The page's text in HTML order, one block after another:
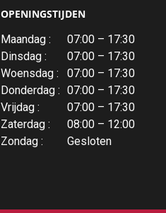
OPENINGSTIJDEN
Maandag :
07:00 – 17:30
Dinsdag :
07:00 – 17:30
Woensdag :
07:00 – 17:30
Donderdag : 07:00 – 17:30
Vrijdag :
07:00 – 17:30
Zaterdag :
08:00 – 12:00
Zondag :
Gesloten